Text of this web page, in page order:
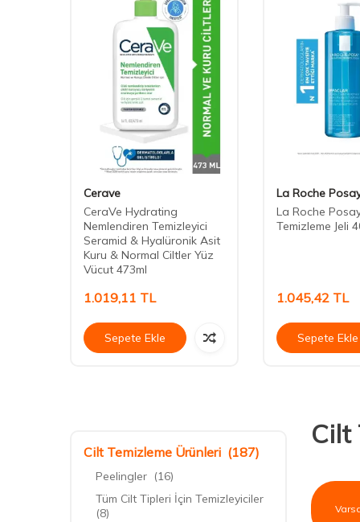
Cerave
CeraVe Hydrating
Nemlendiren Temizleyici
Seramid & Hyalüronik Asit
Kuru & Normal Ciltler Yüz
Vücut 473ml
1.019,11 TL
Sepete Ekle
La Roche
La Roche
Temizleme Jeli
1.045,42 TL
Sepete Ekle
Cilt Temizleme Ürünleri (187)
Peelingler (16)
Tüm Cilt Tipleri İçin Temizleyiciler
(8)
Cilt